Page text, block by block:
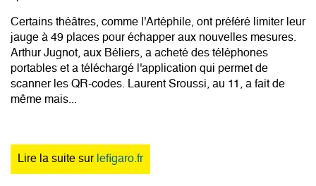
Certains théâtres, comme l'Artéphile, ont préféré limiter leur
jauge à 49 places pour échapper aux nouvelles mesures.
Arthur Jugnot, aux Béliers, a acheté des téléphones
portables et a téléchargé l'application qui permet de
scanner les QR-codes. Laurent Sroussi, au 11, a fait de
même mais...
Lire la suite sur lefigaro.fr